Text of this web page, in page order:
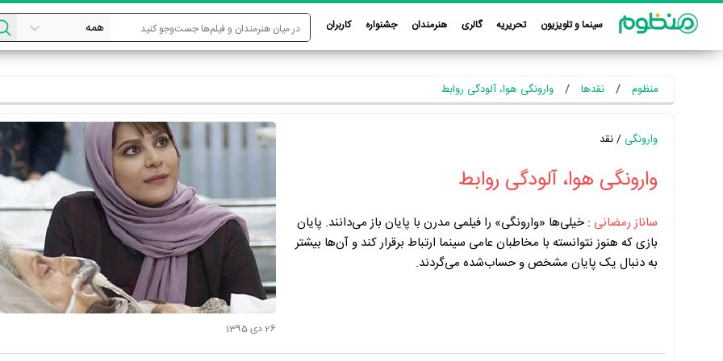
سینما و تلویزیون تحریریه گالری هنرمندان جشنواره کاربران
منظوم نقدها وارونگی هوا، آلودگی روابط
وارونگی / نقد
وارونگی هوا، آلودگی روابط
ساناز رمضانی :خیلی‌ها «وارونگی» را فیلمی مدرن با پایان باز می‌دانند. پایان
بازی که هنوز نتوانسته با مخاطبان عامی سینما ارتباط برقرار کند و آن‌ها بیشتر
به دنبال یک پایان مشخص و حساب‌شده می‌گردند.
26 دی 1395